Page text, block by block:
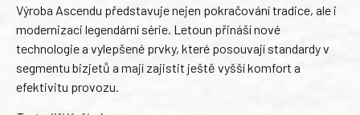
Výroba Ascendu představuje nejen pokračování tradice, ale i
modernizaci legendární série. Letoun přináší nové
technologie a vylepšené prvky, které posouvají standardy v
segmentu bizjetů a mají zajistit ještě vyšší komfort a
efektivitu provozu.